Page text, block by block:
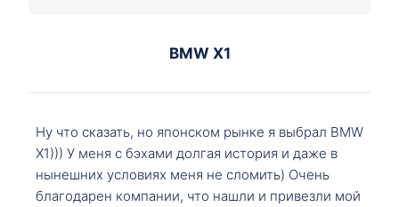
BMW X1
Ну что сказать, но японском рынке я выбрал BMW
X1))) У меня с бэхами долгая история и даже в
нынешних условиях меня не сломить) Очень
благодарен компании, что нашли и привезли мой